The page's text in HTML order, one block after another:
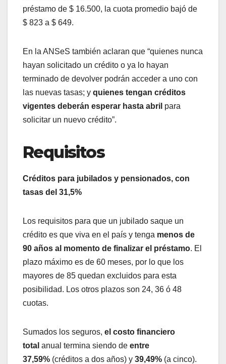
préstamo de $ 16.500, la cuota promedio bajó de
$ 823 a $ 649.
En la ANSeS también aclaran que “quienes nunca
hayan solicitado un crédito o ya lo hayan
terminado de devolver podrán acceder a uno con
las nuevas tasas; y quienes tengan créditos
vigentes deberán esperar hasta abril para
solicitar un nuevo crédito”.
Requisitos
Créditos para jubilados y pensionados, con
tasas del 31,5%
Los requisitos para que un jubilado saque un
crédito es que viva en el país y tenga menos de
90 años al momento de finalizar el préstamo. El
plazo máximo es de 60 meses, por lo que los
mayores de 85 quedan excluidos para esta
posibilidad. Los otros plazos son 24, 36 ó 48
cuotas.
Sumados los seguros, el costo financiero
total anual termina siendo de entre
37,59% (créditos a dos años) y 39,49% (a cinco).